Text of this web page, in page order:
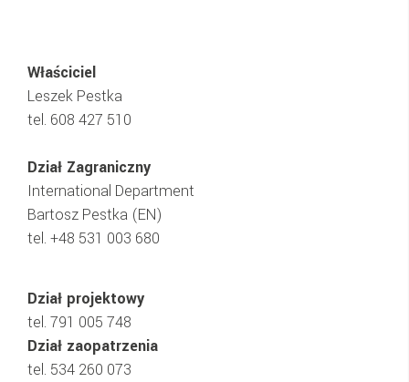
Właściciel
Leszek Pestka
tel. 608 427 510
Dział Zagraniczny
International Department
Bartosz Pestka (EN)
tel. +48 531 003 680
Dział projektowy
tel. 791 005 748
Dział zaopatrzenia
tel. 534 260 073